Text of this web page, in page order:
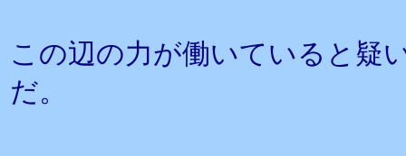
この辺の力が働いていると疑
だ。